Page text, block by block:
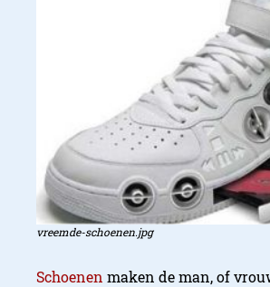
vreemde-schoenen.jpg
Schoenen maken de man, of